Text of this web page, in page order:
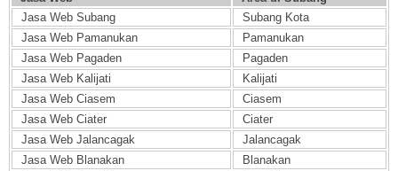
Jasa Web Subang
Subang Kota
Jasa Web Pamanukan
Pamanukan
Jasa Web Pagaden
Pagaden
Jasa Web Kalijati
Kalijati
Jasa Web Ciasem
Ciasem
Jasa Web Ciater
Ciater
Jasa Web Jalancagak
Jalancagak
Jasa Web Blanakan
Blanakan